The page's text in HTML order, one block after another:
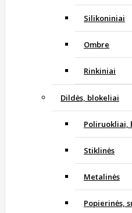
Silikoniniai
Ombre
Rinkiniai
Dildės, blokeliai
Poliruokliai,
Stiklinės
Metalinės
Popierinės,